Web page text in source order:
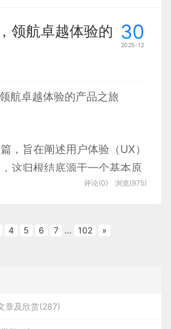
觉呼吸”的侘寂之窗
往往不只是信息的补充，更是
关键载体
，需要格外注意它能否传达出
体
个宁静的哲学意境。
工具属性，精准契合 AI 突破常规
稳根基 + 紫色添新意” 的搭配，
遥远，又不失专业可信度。
色惯例：在同质
常见的业务，设计出相应的流程
员工和顾客遵循这套流程来完成
还不够，必须包含大量的细节，
定价时段，满房的递补，退票的
要先确定业务，然后设计流程，
辑，形成完整的商业闭环。但这
交工单；但面向技术领域的
务于企业开发环节，需程序
，比如云服务供应商的产
技术知识的程序员才能熟练
个方向，区块链、数据大屏
也均是如此，即便操作使用
界面设计仍需专业设计师完
托技术搭建，需要用户完成
互范式的场景化落
：复杂表单的灵活
让 AI 生成结果紧邻用户操作场
交互体验，核心适配复杂表单填
创建环节为典型代表 —— 该环节
力类型，设计了两种差异化交互
稳定答案的字段（如商品属
于充分的前期准备。很多设计师
信息开发自然会看”，但实际协
不仅能提升沟通效率，更能体现
队的配合。准备阶段需重点做好
注
件的使用规则、交互逻辑说明
、弹窗触发条件）；
心逻辑，本质是“关键词触发+素
程——设计师输入指令，AI批量
复“抽卡”筛选符合预期的结果，
。2026年，这一模式将彻底升
“为老年群体设计一款健康管理
旧感与现代简约风格”，AI不会
板，而是主动追问核心诉求：“您
层需求，触及设计背后的核心逻
30
2025-12
领航卓越体验的
，旨在阐述用户体验（UX）
这归根结底源于一个基本原
的情况下，尽可能消除体验中
多年的业务及项目工作过程
服务不仅满足用户需求，还
评论(0) 浏览(975)
4 5 6 7 ... 102 »
章及欣赏(287)